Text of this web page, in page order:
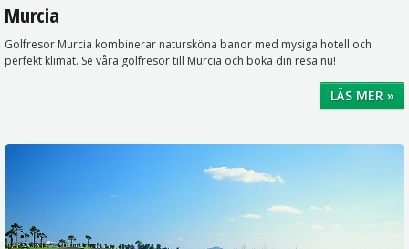
Murcia
Golfresor Murcia kombinerar natursköna banor med mysiga hotell och
perfekt klimat. Se våra golfresor till Murcia och boka din resa nu!
LÄS MER »